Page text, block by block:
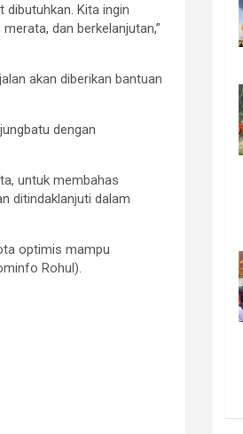
dibutuhkan. Kita ingin
dan berkelanjutan,”
akan diberikan bantuan
dengan
untuk membahas
ditindaklanjuti dalam
optimis mampu
Rohul).